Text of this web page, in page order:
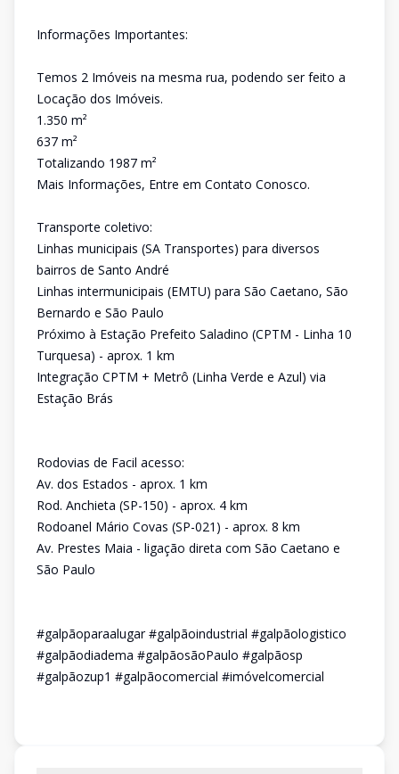
Informações Importantes:
Temos 2 Imóveis na mesma rua, podendo ser feito a
Locação dos Imóveis.
1.350 m²
637 m²
Totalizando 1987 m²
Mais Informações, Entre em Contato Conosco.
Transporte coletivo:
Linhas municipais (SA Transportes) para diversos
bairros de Santo André
Linhas intermunicipais (EMTU) para São Caetano, São
Bernardo e São Paulo
Próximo à Estação Prefeito Saladino (CPTM - Linha 10
Turquesa) - aprox. 1 km
Integração CPTM + Metrô (Linha Verde e Azul) via
Estação Brás
Rodovias de Facil acesso:
Av. dos Estados - aprox. 1 km
Rod. Anchieta (SP-150) - aprox. 4 km
Rodoanel Mário Covas (SP-021) - aprox. 8 km
Av. Prestes Maia - ligação direta com São Caetano e
São Paulo
#galpãoparaalugar #galpãoindustrial #galpãologistico
#galpãodiadema #galpãosãoPaulo #galpãosp
#galpãozup1 #galpãocomercial #imóvelcomercial